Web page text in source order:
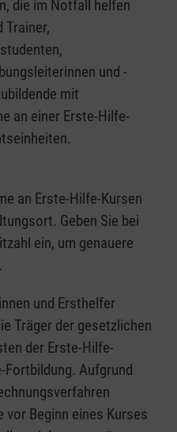
die im Notfall helfen
Trainer,
und -
mit
an einer Erste-Hilfe-
an Erste-Hilfe-Kursen
Geben Sie bei
ein, um genauere
und Ersthelfer
Träger der gesetzlichen
der Erste-Hilfe-
Fortbildung. Aufgrund
Beginn eines Kurses